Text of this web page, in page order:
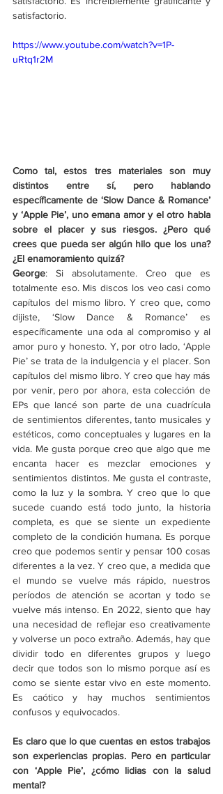
satisfactorio.
https://www.youtube.com/watch?v=1P-
uRtq1r2M
Como tal, estos tres materiales son muy
distintos entre sí, pero hablando
específicamente de ‘Slow Dance & Romance’
y ‘Apple Pie’, uno emana amor y el otro habla
sobre el placer y sus riesgos. ¿Pero qué
crees que pueda ser algún hilo que los una?
¿El enamoramiento quizá?
George: Si absolutamente. Creo que es
totalmente eso. Mis discos los veo casi como
capítulos del mismo libro. Y creo que, como
dijiste, ‘Slow Dance & Romance’ es
específicamente una oda al compromiso y al
amor puro y honesto. Y, por otro lado, ‘Apple
Pie’ se trata de la indulgencia y el placer. Son
capítulos del mismo libro. Y creo que hay más
por venir, pero por ahora, esta colección de
EPs que lancé son parte de una cuadrícula
de sentimientos diferentes, tanto musicales y
estéticos, como conceptuales y lugares en la
vida. Me gusta porque creo que algo que me
encanta hacer es mezclar emociones y
sentimientos distintos. Me gusta el contraste,
como la luz y la sombra. Y creo que lo que
sucede cuando está todo junto, la historia
completa, es que se siente un expediente
completo de la condición humana. Es porque
creo que podemos sentir y pensar 100 cosas
diferentes a la vez. Y creo que, a medida que
el mundo se vuelve más rápido, nuestros
períodos de atención se acortan y todo se
vuelve más intenso. En 2022, siento que hay
una necesidad de reflejar eso creativamente
y volverse un poco extraño. Además, hay que
dividir todo en diferentes grupos y luego
decir que todos son lo mismo porque así es
como se siente estar vivo en este momento.
Es caótico y hay muchos sentimientos
confusos y equivocados.
Es claro que lo que cuentas en estos trabajos
son experiencias propias. Pero en particular
con ‘Apple Pie’, ¿cómo lidias con la salud
mental?